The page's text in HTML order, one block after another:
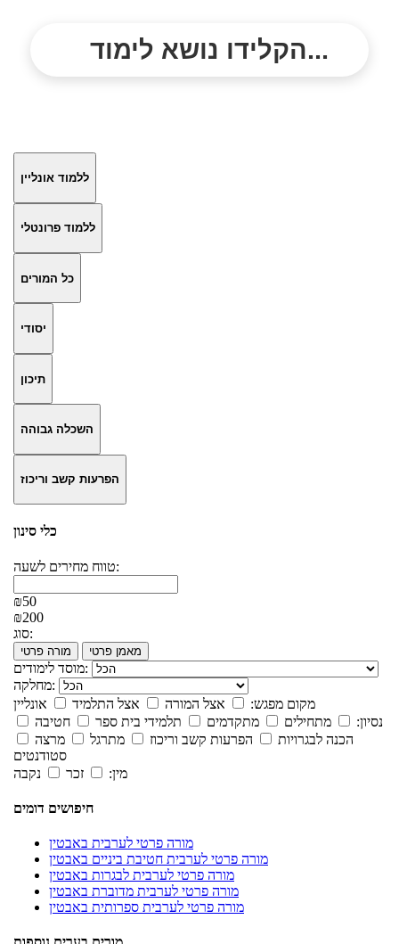
הקלידו נושא לימוד...
ללמוד אונליין
ללמוד פרונטלי
כל המורים
יסודי
תיכון
השכלה גבוהה
הפרעות קשב וריכוז
כלי סינון
טווח מחירים לשעה:
₪50
₪200
סוג:
מורה פרטי מאמן פרטי
מוסד לימודים:
מחלקה:
מקום מפגש:
אצל המורה אצל התלמיד
אונליין
נסיון:
מתחילים מתקדמים תלמידי בית ספר
חטיבה
הכנה לבגרויות
הפרעות קשב וריכוז מתרגל
מרצה
סטודנטים
מין:
זכר נקבה
חיפושים דומים
מורה פרטי לערבית באבטין
מורה פרטי לערבית חטיבת ביניים באבטין
מורה פרטי לערבית לבגרות באבטין
מורה פרטי לערבית מדוברת באבטין
מורה פרטי לערבית ספרותית באבטין